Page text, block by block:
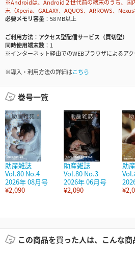
※Androidは、Android２世代前の端末のうち、国
末（Xperia、GALAXY、AQUOS、ARROWS、
必要メモリ容量
58 MB以上
ご利用方法
アクセス型配信サービス（買切型）
同時使用端末数
1
※インターネット経由でのWEBブラウザによるア
※導入・利用方法の詳細はこちら
巻号一覧
助産雑誌
Vol.80 No.4
2026年 08月号
¥2,090
助産雑誌
Vol.80 No.3
2026年 06月号
¥2,090
助
この商品を買った人は、こんな商